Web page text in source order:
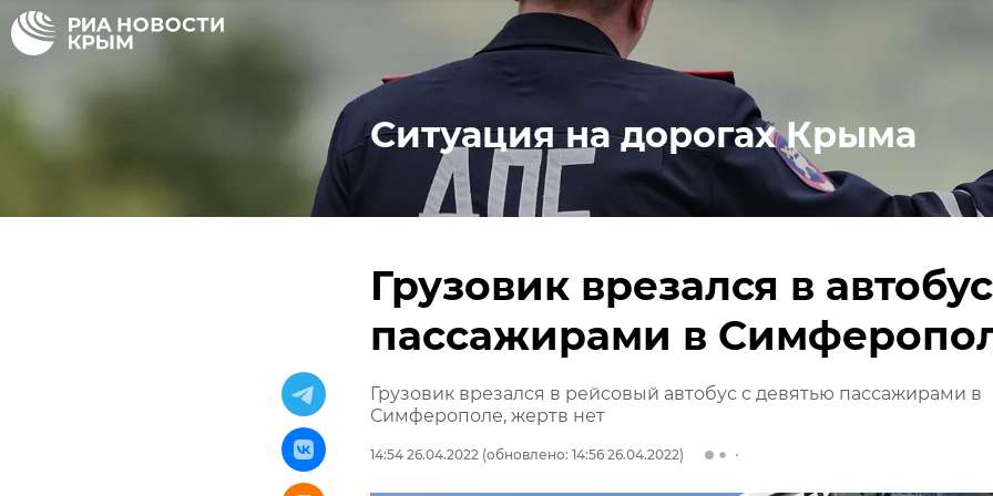
Ситуация на дорогах Крыма
Грузовик врезался в
пассажирами в
Грузовик врезался в рейсовый автобус с девятью пассажирами в
Симферополе, жертв нет
14:54 26.04.2022 (обновлено: 14:56 26.04.2022)